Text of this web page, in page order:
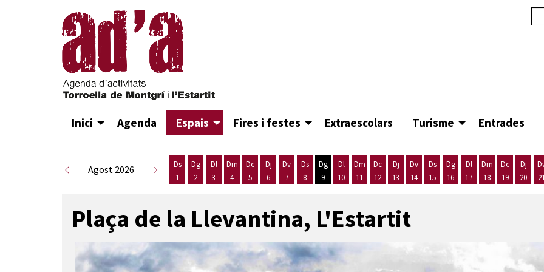
Inici Agenda Espais Fires i festes Extraescolars Turisme Entrades
Agost 2026
Ds
1
Dg
2
Dl
3
Dm
4
Dc
5
Dj
6
Dv
7
Ds
8
Dg
9
Dl
10
Dm
11
Dc
12
Dj
13
Dv
14
Ds
15
Dg
16
Dl
17
Dm
18
Dc
19
Dj
20
Plaça de la Llevantina, L'Estartit